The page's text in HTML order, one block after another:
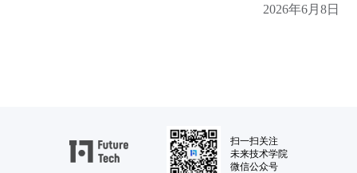
2026年6月8日
扫一扫关注
未来技术学院
微信公众号